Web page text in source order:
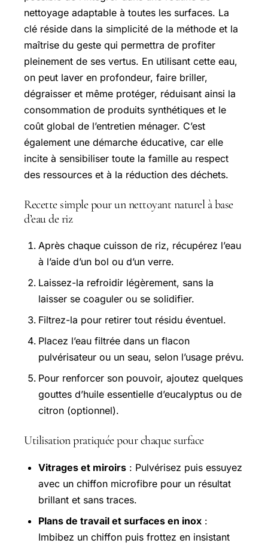
nettoyage adaptable à toutes les surfaces. La
clé réside dans la simplicité de la méthode et la
maîtrise du geste qui permettra de profiter
pleinement de ses vertus. En utilisant cette eau,
on peut laver en profondeur, faire briller,
dégraisser et même protéger, réduisant ainsi la
consommation de produits synthétiques et le
coût global de l’entretien ménager. C’est
également une démarche éducative, car elle
incite à sensibiliser toute la famille au respect
des ressources et à la réduction des déchets.
Recette simple pour un nettoyant naturel à base
d’eau de riz
Après chaque cuisson de riz, récupérez l’eau
à l’aide d’un bol ou d’un verre.
Laissez-la refroidir légèrement, sans la
laisser se coaguler ou se solidifier.
Filtrez-la pour retirer tout résidu éventuel.
Placez l’eau filtrée dans un flacon
pulvérisateur ou un seau, selon l’usage prévu.
Pour renforcer son pouvoir, ajoutez quelques
gouttes d’huile essentielle d’eucalyptus ou de
citron (optionnel).
Utilisation pratiquée pour chaque surface
Vitrages et miroirs : Pulvérisez puis essuyez
avec un chiffon microfibre pour un résultat
brillant et sans traces.
Plans de travail et surfaces en inox :
Imbibez un chiffon puis frottez en insistant